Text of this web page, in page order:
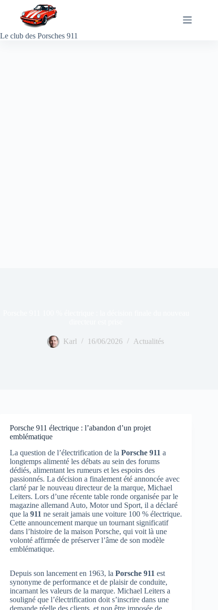
contenu
Le club des Porsches 911
Karl 16/06/2026 Actualités
Porsche 911 électrique : l’abandon d’un projet
emblématique
La question de l’électrification de la Porsche 911 a
longtemps alimenté les débats au sein des forums
dédiés, alimentant les rumeurs et les espoirs des
passionnés. La décision a finalement été annoncée avec
clarté par le nouveau directeur de la marque, Michael
Leiters. Lors d’une récente table ronde organisée par le
magazine allemand Auto, Motor und Sport, il a déclaré
que la 911 ne serait jamais une voiture 100 % électrique.
Cette announcement marque un tournant significatif
dans l’histoire de la maison Porsche, qui voit là une
volonté affirmée de préserver l’âme de son modèle
emblématique.
Depuis son lancement en 1963, la Porsche 911 est
synonyme de performance et de plaisir de conduite,
incarnant les valeurs de la marque. Michael Leiters a
souligné que l’électrification doit s’inscrire dans une
demande réelle des clients, et non être imposée de